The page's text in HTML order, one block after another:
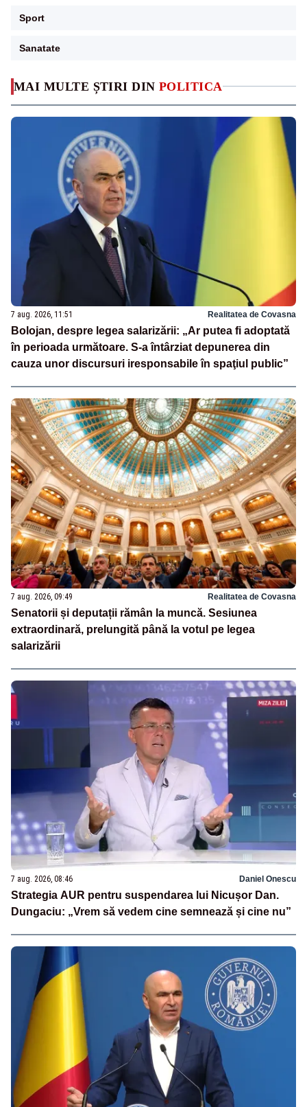
MAI MULTE ȘTIRI DIN POLITICA
7 aug. 2026, 11:51 Realitatea de Covasna
Bolojan, despre legea salarizării: „Ar putea fi adoptată
în perioada următoare. S-a întârziat depunerea din
cauza unor discursuri iresponsabile în spaţiul public”
7 aug. 2026, 09:49 Realitatea de Covasna
Senatorii și deputații rămân la muncă. Sesiunea
extraordinară, prelungită până la votul pe legea
salarizării
7 aug. 2026, 08:46 Daniel Onescu
Strategia AUR pentru suspendarea lui Nicușor Dan.
Dungaciu: „Vrem să vedem cine semnează și cine nu”
Sport
Sanatate